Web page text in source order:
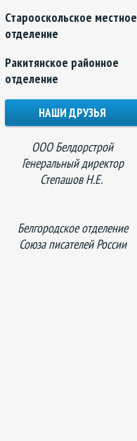
Старооскольское местное
отделение
Ракитянское районное
отделение
НАШИ ДРУЗЬЯ
ООО Белдорстрой
Генеральный директор
Степашов Н.Е.
Белгородское отделение
Союза писателей России